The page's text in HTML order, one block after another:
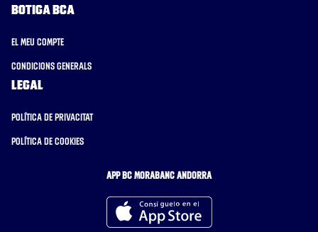
Botiga BCA
El meu compte
Condicions generals
Legal
Política de privacitat
Política de cookies
APP BC MORABANC ANDORRA